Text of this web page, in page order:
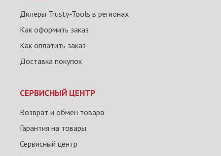
Дилеры Trusty-Tools в регионах
Как оформить заказ
Как оплатить заказ
Доставка покупок
СЕРВИСНЫЙ ЦЕНТР
Возврат и обмен товара
Гарантия на товары
Сервисный центр